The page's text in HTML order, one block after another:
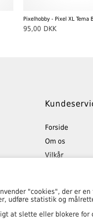
"cookies", der er
udføre statistik og
at slette eller blokere for
Pixelhobby - Pixel XL Tema
95,00 DKK
Forside
Om os
Vilkår
Kontakt os
Favorit